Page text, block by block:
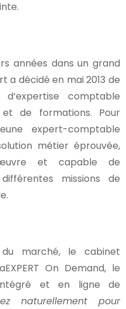
années dans un grand
a décidé en mai 2013 de
comptable
de formations. Pour
expert-comptable
métier éprouvée,
et capable de
missions de
marché, le cabinet
On Demand, le
et en ligne de
naturellement pour